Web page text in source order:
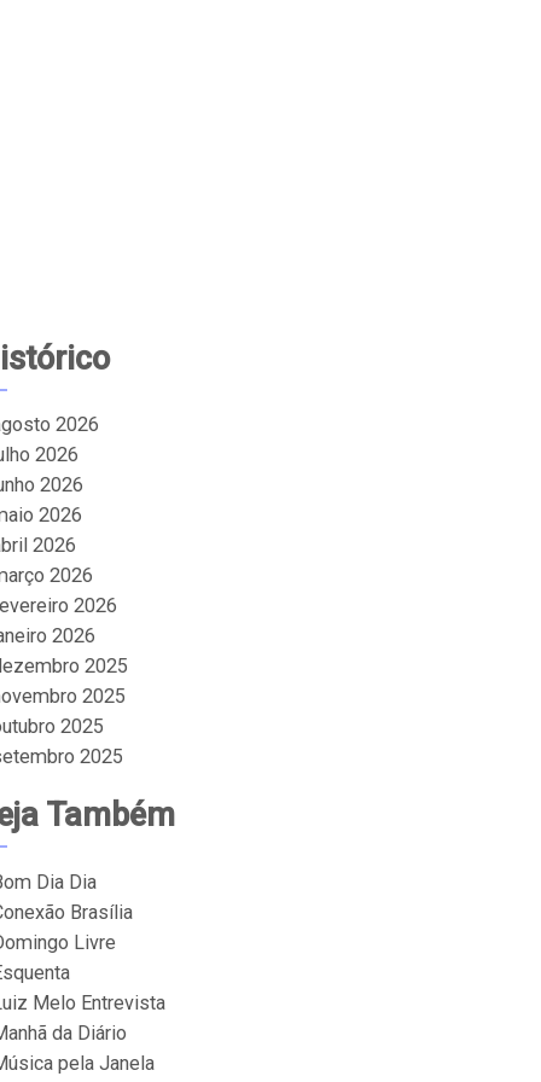
2026
2026
2026
2026
2026
2026
2026
2026
2025
2025
2025
2025
Também
Dia Dia
Brasília
Livre
Melo Entrevista
da Diário
pela Janela